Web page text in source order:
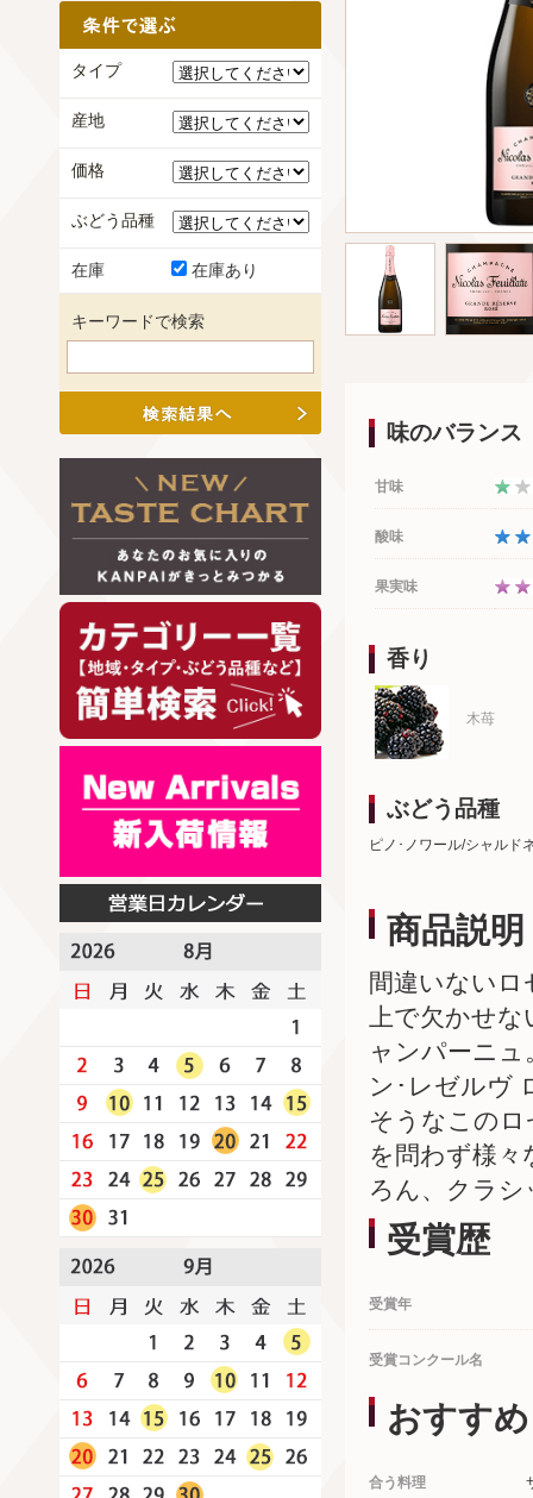
味のバランス
甘味
酸味
果実味
香り
木苺
ぶどう品種
ピノ･ノワール/シャルド
商品説明
間違いない
上で欠かせ
ャンパーニ
ン･レゼルヴ
そうなこの
を問わず様
ろん、クラ
受賞歴
受賞年
受賞コンクール名
おすすめ
合う料理
タイプ
産地
価格
ぶどう品種
在庫 在庫あり
キーワードで検索